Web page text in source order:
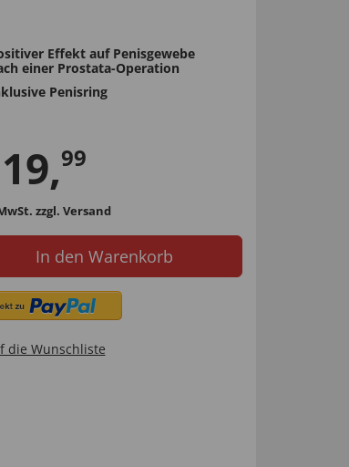
Effekt auf Penisgewebe
einer Prostata-Operation
Penisring
19,99
zzgl. Versand
In den Warenkorb
die Wunschliste